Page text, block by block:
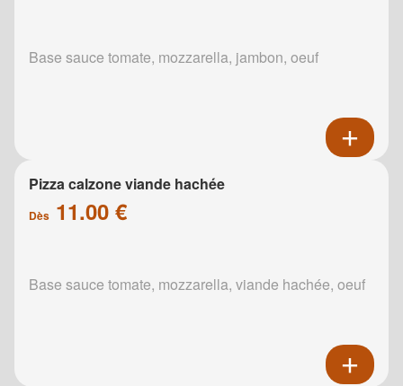
Base sauce tomate, mozzarella, jambon, oeuf
Pizza calzone viande hachée
Dès 11.00 €
Base sauce tomate, mozzarella, viande hachée, oeuf